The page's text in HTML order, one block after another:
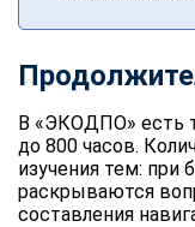
В «ЭКОДПО» есть
до 800 часов.
изучения тем: при
раскрываются
составления